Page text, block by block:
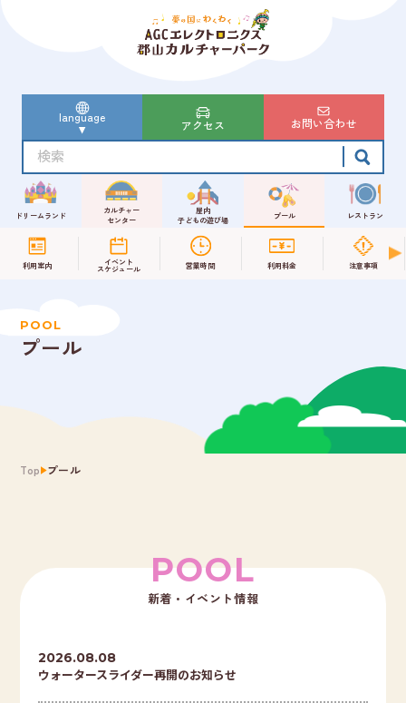
ドリームランド
カルチャー
センター
屋内
子どもの遊び場
プール
利用案内 イベント
スケジュール 営業時間 利用料金 注意事項
レストラン
language
アクセス お問い合わせ
POOL
プール
Top プール
POOL
新着・イベント情報
2026.08.08
ウォータースライダー再開のお知らせ